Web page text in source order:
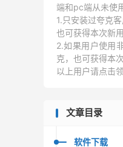
端和pc端从未使
1.只安装过夸克
也可获得本次新
2.如果用户使用
克，也可获得本
以上用户请点击领
文章目录
软件下载